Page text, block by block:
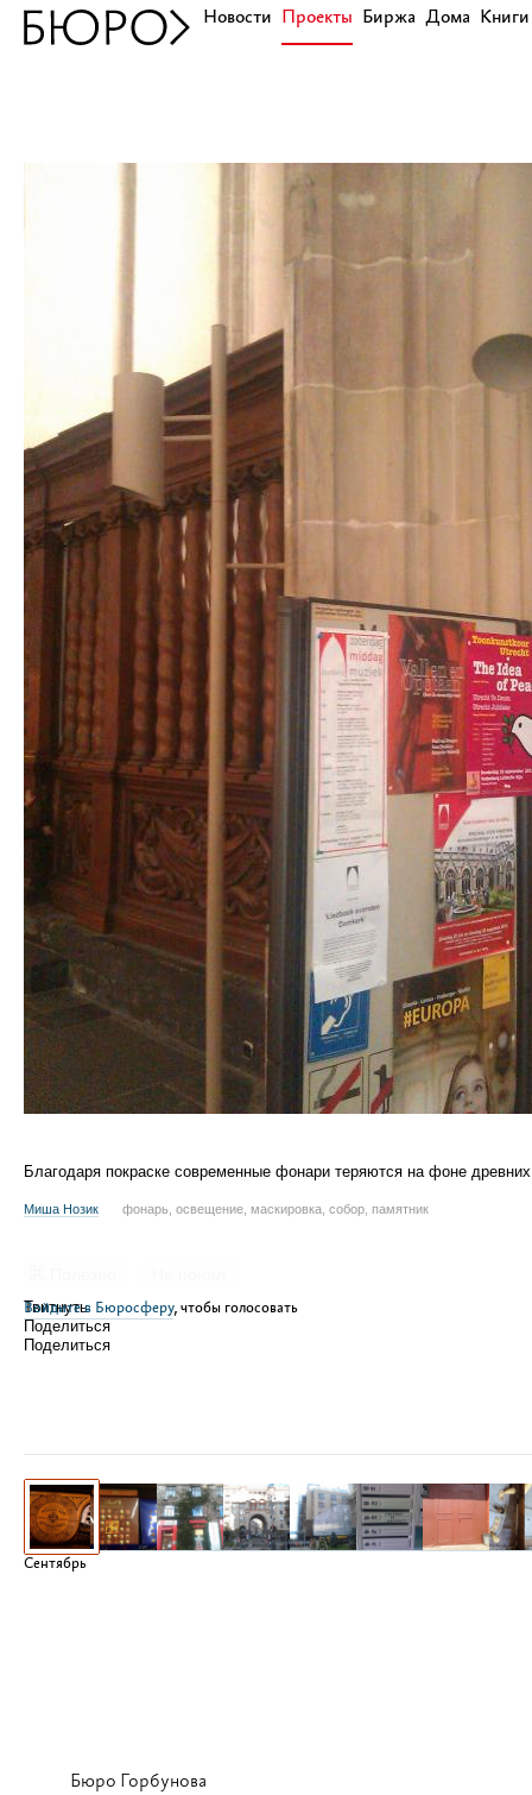
Новости Проекты Биржа Дома Книги
Благодаря покраске современные фонари теряются на фоне
Миша Нозик фонарь, освещение, маскировка, собор, памятник
Войдите в Бюросферу, чтобы голосовать
Твитнуть
Поделиться
Поделиться
Сентябрь
Бюро Горбунова